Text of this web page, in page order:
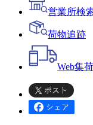
営業所検
荷物追跡
Web集